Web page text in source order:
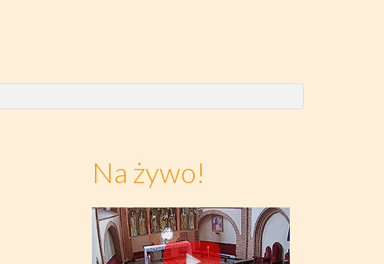
Na żywo!